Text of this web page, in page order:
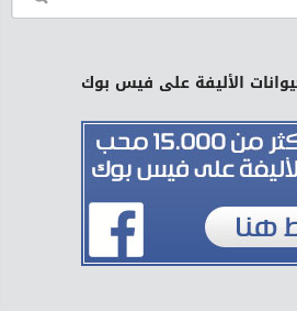
الأليفة على فيس بوك